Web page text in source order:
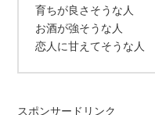
育ちが良さそうな人
お酒が強そうな人
恋人に甘えてそうな人
スポンサードリンク